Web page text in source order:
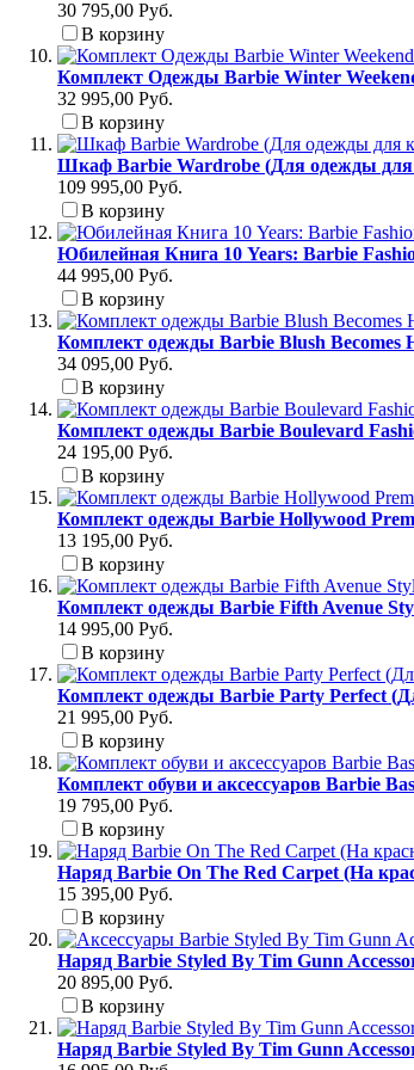
30 795,00 Руб.
В корзину
Комплект Одежды Barbie Winter
32 995,00 Руб.
В корзину
Шкаф Barbie Wardrobe (Для одежды для
109 995,00 Руб.
В корзину
Юбилейная Книга 10 Years: Barbie
44 995,00 Руб.
В корзину
Комплект одежды Barbie Blush
34 095,00 Руб.
В корзину
Комплект одежды Barbie Boulevard
24 195,00 Руб.
В корзину
Комплект одежды Barbie Hollywood
13 195,00 Руб.
В корзину
Комплект одежды Barbie Fifth Avenue
14 995,00 Руб.
В корзину
Комплект одежды Barbie Party Perfect
21 995,00 Руб.
В корзину
Комплект обуви и аксессуаров Barbie
19 795,00 Руб.
В корзину
Наряд Barbie On The Red Carpet (На
15 395,00 Руб.
В корзину
Наряд Barbie Styled By Tim Gunn
20 895,00 Руб.
В корзину
Наряд Barbie Styled By Tim Gunn